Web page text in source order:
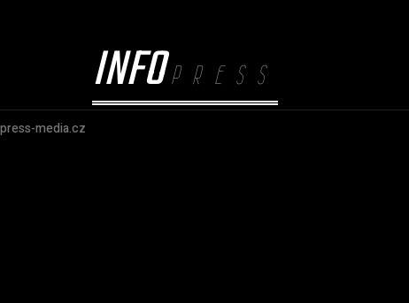
INFO PRESS
media.cz